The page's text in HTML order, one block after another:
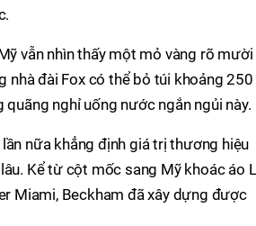
vẫn nhìn thấy một mỏ vàng rõ mười
nhà đài Fox có thể bỏ túi khoảng 250
nghỉ uống nước ngắn ngủi này.
nữa khẳng định giá trị thương hiệu
Kể từ cột mốc sang Mỹ khoác áo
Miami, Beckham đã xây dựng được